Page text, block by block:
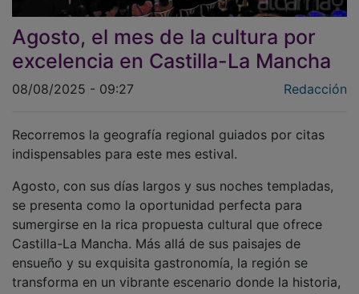
Agosto, el mes de la cultura por
excelencia en Castilla-La Mancha
indispensables para este mes estival.
se presenta como la oportunidad perfecta para
sumergirse en la rica propuesta cultural que ofrece
Castilla-La Mancha. Más allá de sus paisajes de
ensueño y su exquisita gastronomía, la región se
transforma en un vibrante escenario donde la historia,
el arte y las tradiciones cobran vida en cada rincón.